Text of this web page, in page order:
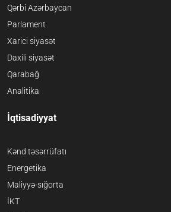
Qərbi Azərbaycan
Parlament
Xarici siyasət
Daxili siyasət
Qarabağ
Analitika
İqtisadiyyat
Kənd təsərrüfatı
Energetika
Maliyyə-sığorta
İKT